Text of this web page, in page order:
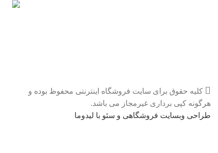
کلیه حقوق برای سایت فروشگاه اینترنتی محفوظ بوده و
هرگونه کپی برداری غیرمجاز می باشد.
طراحی وبسایت فروشگاهی و سئو با لیدوما